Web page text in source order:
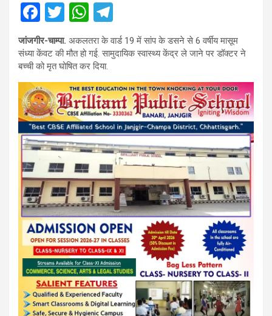
F
a
ce
b
o
o
k
T
wi
tt
er
W
h
at
s
A
p
p
el
e
a
m
जांजगीर-चाम्पा. अकलतरा के वार्ड 19 में सांप के डसने से 6 वर्षीय मासूम
संध्या केंवट की मौत हो गई. सामुदायिक स्वास्थ्य केंद्र ले जाने पर डॉक्टर ने
बच्ची को मृत घोषित कर दिया.